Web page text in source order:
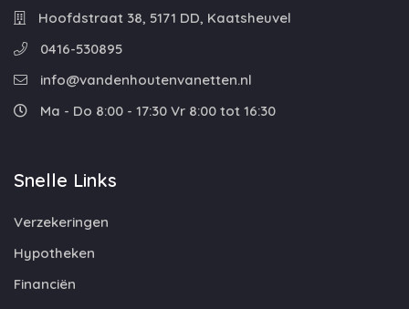
Hoofdstraat 38, 5171 DD, Kaatsheuvel
0416-530895
info@vandenhoutenvanetten.nl
Ma - Do 8:00 - 17:30 Vr 8:00 tot 16:30
Snelle Links
Verzekeringen
Hypotheken
Financiën